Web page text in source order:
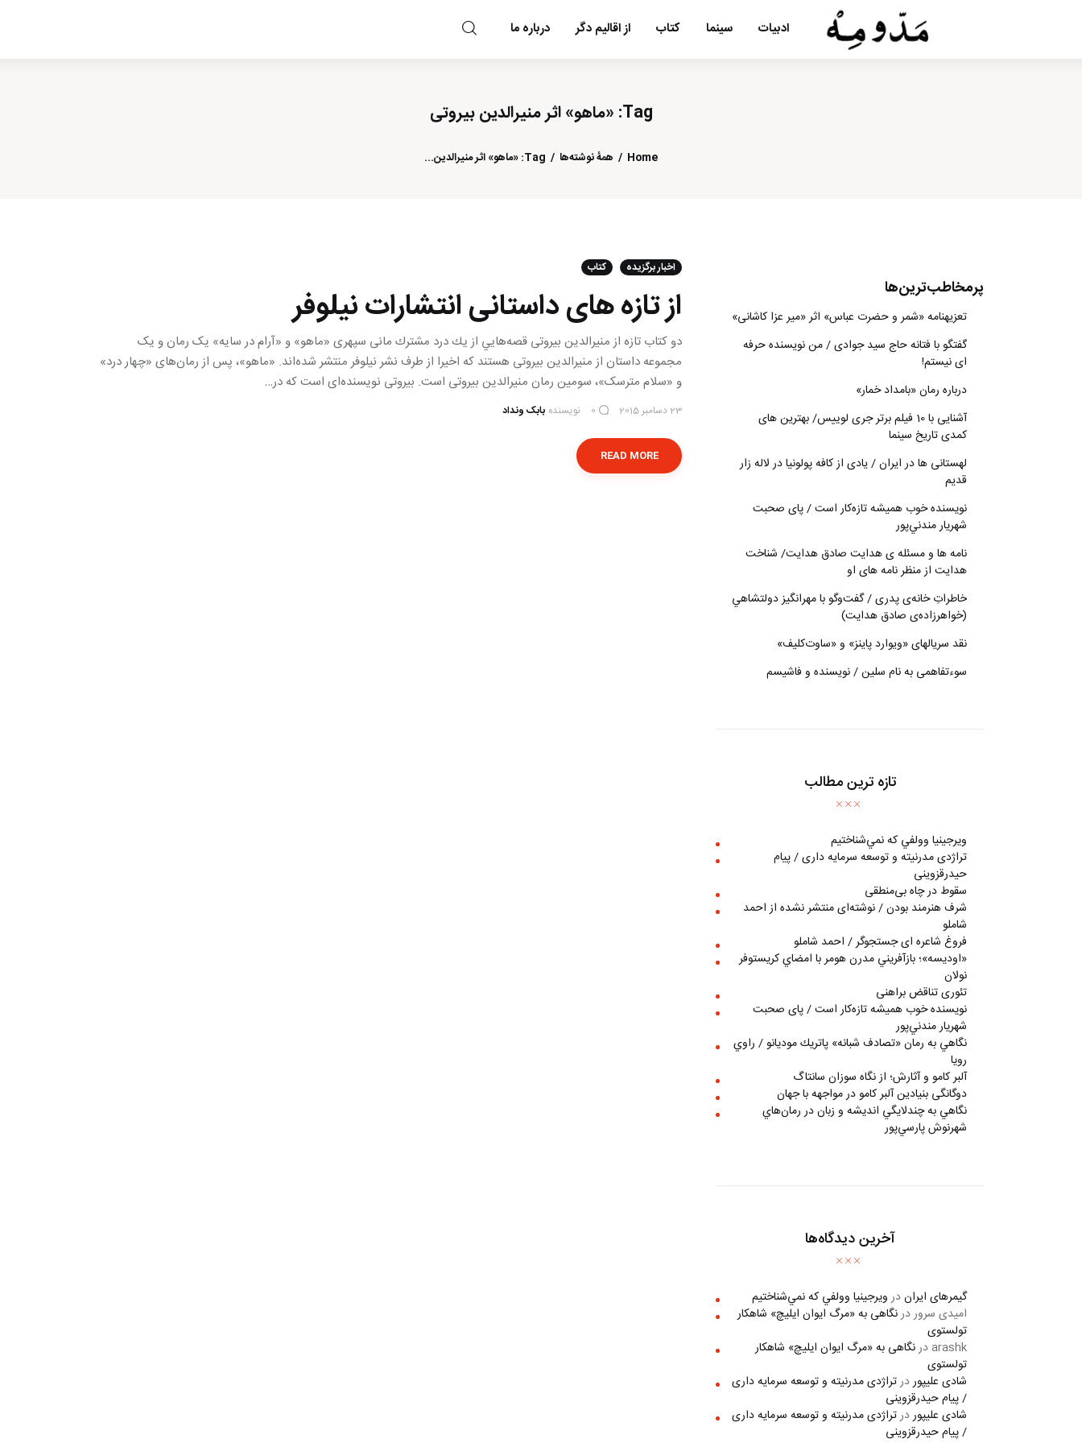
ادبیات سینما کتاب از اقالیم دگر درباره ما
Tag: «ماهو» اثر منیرالدین بیروتی
Home همهٔ نوشته‌ها Tag: «ماهو» اثر منیرالدین...
اخبار برگزیده کتاب
از تازه های داستانی انتشارات نیلوفر
دو کتاب تازه از منیرالدین بیروتی قصه‌هايي از يك درد مشترك مانی سپهری «ماهو» و «آرام در سایه» یک رمان و یک
مجموعه داستان از منیرالدین بیروتی هستند که اخیرا از طرف نشر نیلوفر منتشر شده‌اند. «ماهو»، پس از رمان‌های «چهار درد»
و «سلام مترسک»، سومین رمان منیرالدین بیروتی است. بیروتی نویسنده‌ای است که در…
23 دسامبر 2015 0 نویسنده بابک ونداد
READ MORE
پرمخاطب‌ترین‌ها
تعزیه‎نامه‏ «شمر و حضرت عباس» اثر «میر عزا کاشانی»
گفتگو با فتانه حاج سید جوادی / من نویسنده حرفه
ای نیستم!
درباره رمان «بامداد خمار»
آشنایی با 10 فیلم برتر جری لوییس/ بهترین های
کمدی تاریخ سینما
لهستانی ها در ایران / یادی از کافه پولونیا در لاله زار
قدیم
نويسنده خوب هميشه تازه‌كار است / پای صحبت
شهريار مندني‌پور
نامه ها و مسئله ی هدایت صادق هدایت/ شناخت
هدایت از منظر نامه های او
خاطراتِ خانه‌ی پدری / گفت‌وگو با مهرانگيز دولتشاهي
(خواهرزاده‌ی صادق هدايت)
نقد سریالهای «ویوارد پاینز» و «ساوت‌کلیف»
سوءتفاهمی به نام سلین / نویسنده و فاشیسم
تازه ترین مطالب
ويرجينيا وولفي كه نمي‌شناختيم
تراژدی مدرنیته و توسعه سرمایه داری / پیام
حیدرقزوینی
سقوط در چاه بی‌منطقی
شرف هنرمند بودن / نوشته‌ای منتشر نشده از احمد
شاملو
فروغ شاعره ای جستجوگر / احمد شاملو
«اوديسه»؛ بازآفريني مدرن هومر با امضاي كريستوفر
نولان
تئوری تناقض براهنی
نويسنده خوب هميشه تازه‌كار است / پای صحبت
شهريار مندني‌پور
نگاهي به رمان «تصادف شبانه» پاتريك موديانو / راوي
رويا
آلبر کامو و آثارش؛ از نگاه سوزان سانتاگ
دوگانگی بنیادین آلبر کامو در مواجهه با جهان
نگاهي به چندلايگي انديشه و زبان در رمان‌هاي
شهرنوش پارسي‌پور
آخرین دیدگاه‌ها
گیمرهای ایراندرويرجينيا وولفي كه نمي‌شناختيم
امیدی سروردرنگاهی به «مرگ ايوان ايليچ» شاهکار
تولستوی
arashkدرنگاهی به «مرگ ايوان ايليچ» شاهکار
تولستوی
شادی علیپوردرتراژدی مدرنیته و توسعه سرمایه داری
/ پیام حیدرقزوینی
شادی علیپوردرتراژدی مدرنیته و توسعه سرمایه داری
/ پیام حیدرقزوینی